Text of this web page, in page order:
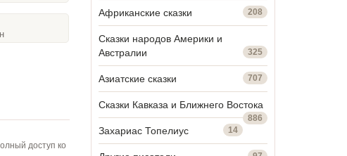
доступ ко
Африканские сказки 208
Сказки народов Америки и
Австралии
325
Азиатские сказки 707
Сказки Кавказа и Ближнего Востока
886
Захариас Топелиус 14